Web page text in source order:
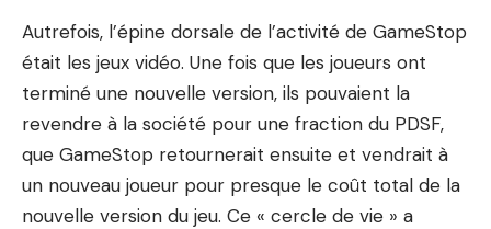
Autrefois, l’épine dorsale de l’activité de GameStop
était les jeux vidéo. Une fois que les joueurs ont
terminé une nouvelle version, ils pouvaient la
revendre à la société pour une fraction du PDSF,
que GameStop retournerait ensuite et vendrait à
un nouveau joueur pour presque le coût total de la
nouvelle version du jeu. Ce « cercle de vie » a